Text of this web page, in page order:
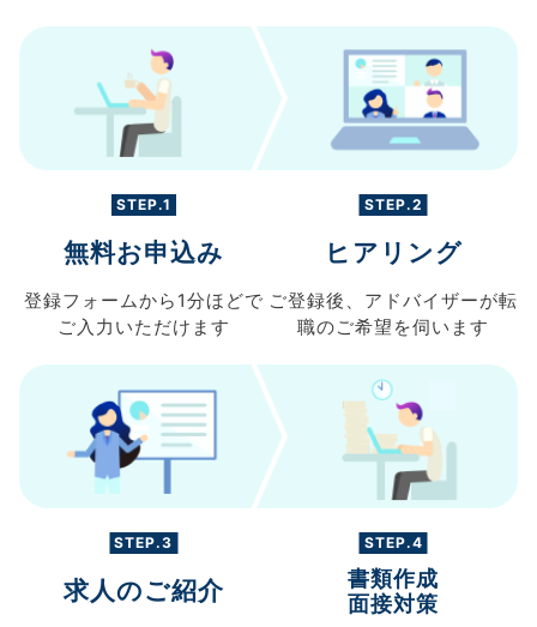
STEP.1
無料お申込み
登録フォームから 1分ほどで
ご入力 いただけます
STEP.2
ヒアリング
ご登録後、 アドバイザーが転
職のご希望を伺います
STEP.3
求人のご紹介
STEP.4
書類作成
面接対策